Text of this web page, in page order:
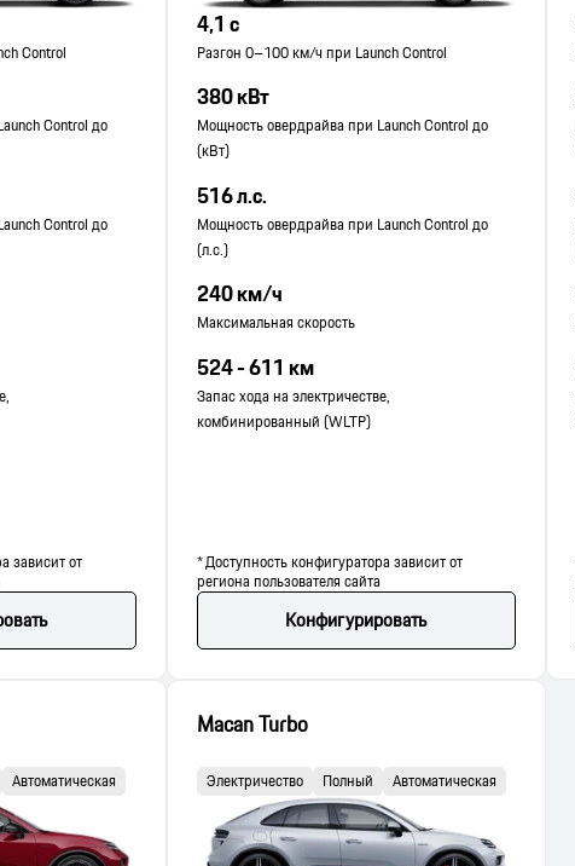
Control
Control до
Control до
зависит от
4,1 с
Разгон 0–100 км/ч при Launch Control
380 кВт
Мощность овердрайва при Launch Control до
(кВт)
516 л.с.
Мощность овердрайва при Launch Control до
(л.с.)
240 км/ч
Максимальная скорость
524 - 611 км
Запас хода на электричестве,
комбинированный (WLTP)
* Доступность конфигуратора зависит от
региона пользователя сайта
Конфигурировать
Автоматическая
Macan Turbo
Электричество Полный Автоматическая